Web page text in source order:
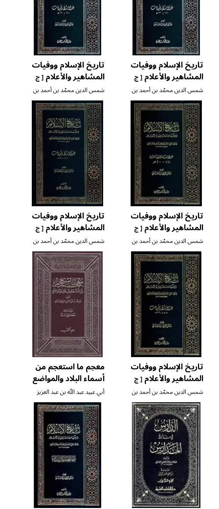
تاريخ الإسلام ووفيات
المشاهير والأعلام[ ج
١١ ]
شمس الدين محمّد بن أحمد بن
عثمان الذّهبي
تاريخ الإسلام ووفيات
المشاهير والأعلام[ ج
١٢ ]
شمس الدين محمّد بن أحمد بن
عثمان الذّهبي
تاريخ الإسلام ووفيات
المشاهير والأعلام[ ج
١٣ ]
شمس الدين محمّد بن أحمد بن
عثمان الذّهبي
تاريخ الإسلام ووفيات
المشاهير والأعلام[ ج
١٤ ]
شمس الدين محمّد بن أحمد بن
عثمان الذّهبي
تاريخ الإسلام ووفيات
المشاهير والأعلام[ ج
١٥ ]
شمس الدين محمّد بن أحمد بن
عثمان الذّهبي
معجم ما استعجم من
أسماء البلاد والمواضع
[ ج ٤ ]
أبي عبيد عبد الله بن عبد العزيز
البكري الأندلسي